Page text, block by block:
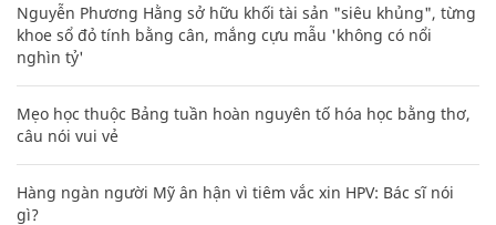
Nguyễn Phương Hằng sở hữu khối tài sản "siêu khủng", từng
khoe sổ đỏ tính bằng cân, mắng cựu mẫu 'không có nổi
nghìn tỷ'
Mẹo học thuộc Bảng tuần hoàn nguyên tố hóa học bằng thơ,
câu nói vui vẻ
Hàng ngàn người Mỹ ân hận vì tiêm vắc xin HPV: Bác sĩ nói
gì?